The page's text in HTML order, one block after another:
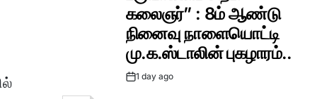
கலைஞர்” : 8ம் ஆண்டு
நினைவு நாளையொட்டி
மு.க.ஸ்டாலின் புகழாரம்..
Post1 day ago